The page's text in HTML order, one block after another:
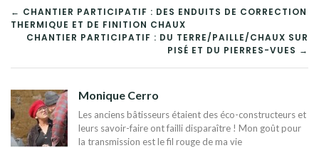
NAVIGATION
DE
L’ARTICLE
← CHANTIER PARTICIPATIF : DES ENDUITS DE CORRECTION
THERMIQUE ET DE FINITION CHAUX
CHANTIER PARTICIPATIF : DU TERRE/PAILLE/CHAUX SUR
PISÉ ET DU PIERRES-VUES →
Monique Cerro
Les anciens bâtisseurs étaient des éco-constructeurs et
leurs savoir-faire ont failli disparaître ! Mon goût pour
la transmission est le fil rouge de ma vie